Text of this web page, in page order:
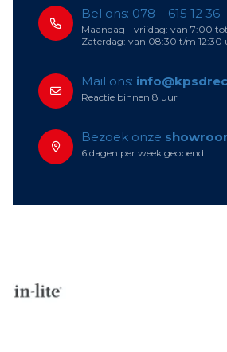
Bel ons: 078 – 615 12 36
Maandag - vrijdag: van 7:00
Zaterdag: van 08:30 t/m 12:30
Mail ons:
Reactie binnen 8 uur
Bezoek onze
6 dagen per week geopend